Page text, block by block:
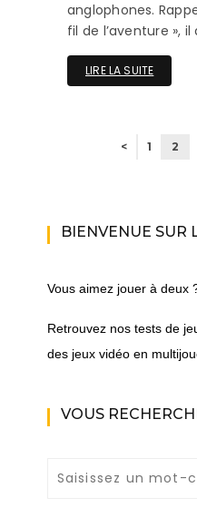
anglophones.
fil de l’aventure », il
LIRE LA SUITE
< 1 2
BIENVENUE SUR
Vous aimez jouer à deux
Retrouvez nos tests de
des jeux vidéo en
VOUS